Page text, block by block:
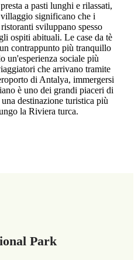
a pasti lunghi e rilassati,
significano che i
sviluppano spesso
ospiti abituali. Le case da tè
contrappunto più tranquillo
un'esperienza sociale più
che arrivano tramite
di Antalya, immergersi
è uno dei grandi piaceri di
destinazione turistica più
la Riviera turca.
Park